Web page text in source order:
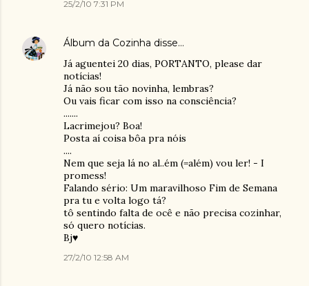
25/2/10 7:31 PM
Álbum da Cozinha disse…
Já aguentei 20 dias, PORTANTO, please dar
notícias!
Já não sou tão novinha, lembras?
Ou vais ficar com isso na consciência?
.......
Lacrimejou? Boa!
Posta aí coisa bôa pra nóis
....
Nem que seja lá no al..ém (=além) vou ler! - I
promess!
Falando sério: Um maravilhoso Fim de Semana
pra tu e volta logo tá?
tô sentindo falta de ocê e não precisa cozinhar,
só quero notícias.
Bj♥
27/2/10 12:58 AM